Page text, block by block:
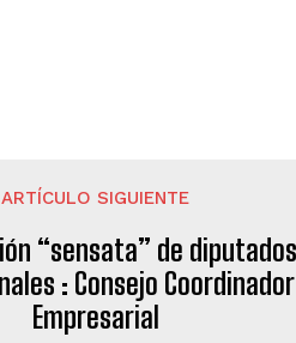
ARTÍCULO SIGUIENTE